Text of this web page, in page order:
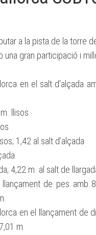
a la pista de la torre
gran participació i
en el salt d’alçada
llisos
1,42 al salt d’alçada
4,22 m. al salt de
de pes amb
en el llançament de
m.